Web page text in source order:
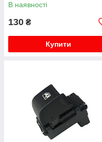
В наявності
130 ₴
Купити